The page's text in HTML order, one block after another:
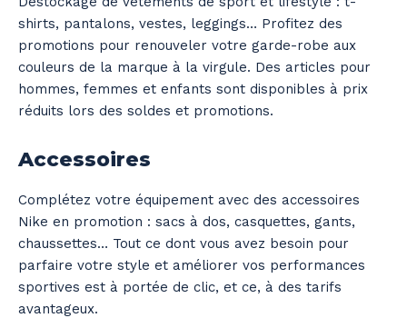
shirts, pantalons, vestes, leggings… Profitez des
promotions pour renouveler votre garde-robe aux
couleurs de la marque à la virgule. Des articles pour
hommes, femmes et enfants sont disponibles à prix
réduits lors des soldes et promotions.
Accessoires
Complétez votre équipement avec des accessoires
Nike en promotion : sacs à dos, casquettes, gants,
chaussettes… Tout ce dont vous avez besoin pour
parfaire votre style et améliorer vos performances
sportives est à portée de clic, et ce, à des tarifs
avantageux.